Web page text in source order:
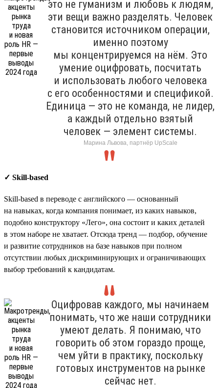
это не гуманизм и любовь к людям,
эти вещи важно разделять. Человек
становится источником операции,
именно поэтому
мы концентрируемся на нём. Это
умение оцифровать, посчитать
и использовать любого человека
с его особенностями и спецификой.
Единица — это не команда, не лидер,
а каждый отдельно взятый
человек — элемент системы.
Марина Львова, партнёр UpScale
✓ Skill-based
Skill-based в переводе с английского — основанный
на навыках, когда компания понимает, из каких навыков,
подобно конструктору «Лего», она состоит и каких деталей
в этом наборе не хватает. Отсюда тренд — подбор, обучение
и развитие сотрудников на базе навыков при полном
отсутствии любых дискриминирующих и ограничивающих
выбор требований к кандидатам.
Оцифровав каждого, мы начинаем
понимать, что же наши сотрудники
умеют делать. Я понимаю, что
говорить об этом гораздо проще,
чем уйти в практику, поскольку
готовых инструментов на рынке
сейчас нет.